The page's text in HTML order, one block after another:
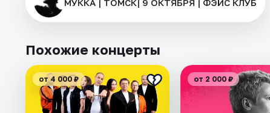
МУККА | ТОМСК| 9 ОКТЯБРЯ | ФЭЙС КЛУБ
Похожие концерты
от 4 000 ₽ от 2 000 ₽